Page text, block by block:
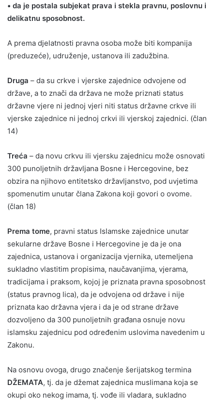
• da je postala subjekat prava i stekla pravnu, poslovnu i
delikatnu sposobnost.
A prema djelatnosti pravna osoba može biti kompanija
(preduzeće), udruženje, ustanova ili zadužbina.
Druga – da su crkve i vjerske zajednice odvojene od
države, a to znači da država ne može priznati status
državne vjere ni jednoj vjeri niti status državne crkve ili
vjerske zajednice ni jednoj crkvi ili vjerskoj zajednici. (član
14)
Treća – da novu crkvu ili vjersku zajednicu može osnovati
300 punoljetnih državljana Bosne i Hercegovine, bez
obzira na njihovo entitetsko državljanstvo, pod uvjetima
spomenutim unutar člana Zakona koji govori o ovome.
(član 18)
Prema tome, pravni status Islamske zajednice unutar
sekularne države Bosne i Hercegovine je da je ona
zajednica, ustanova i organizacija vjernika, utemeljena
sukladno vlastitim propisima, naučavanjima, vjerama,
tradicijama i praksom, kojoj je priznata pravna sposobnost
(status pravnog lica), da je odvojena od države i nije
priznata kao državna vjera i da je od strane države
dozvoljeno da 300 punoljetnih građana osnuje novu
islamsku zajednicu pod određenim uslovima navedenim u
Zakonu.
Na osnovu ovoga, drugo značenje šerijatskog termina
DŽEMATA, tj. da je džemat zajednica muslimana koja se
okupi oko nekog imama, tj. vođe ili vladara, sukladno